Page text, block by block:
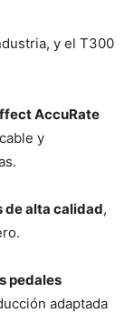
y el T300
AccuRate
y
de alta calidad,
pedales
adaptada